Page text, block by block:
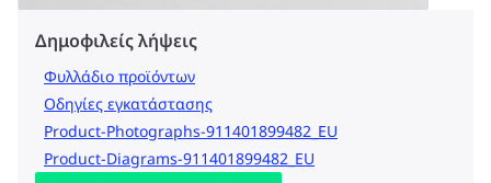
Δημοφιλείς λήψεις
Φυλλάδιο προϊόντων
Οδηγίες εγκατάστασης
Product-Photographs-911401899482_EU
Product-Diagrams-911401899482_EU